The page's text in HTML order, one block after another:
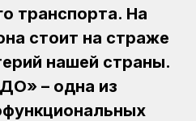
транспорта. На
стоит на страже
нашей страны.
– одна из